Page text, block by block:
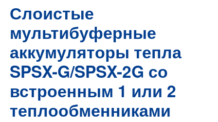
Слоистые
мультибуферные
аккумуляторы тепла
SPSX-G/SPSX-2G со
встроенным 1 или 2
теплообменниками